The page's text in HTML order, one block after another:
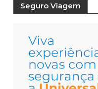
Seguro Viagem